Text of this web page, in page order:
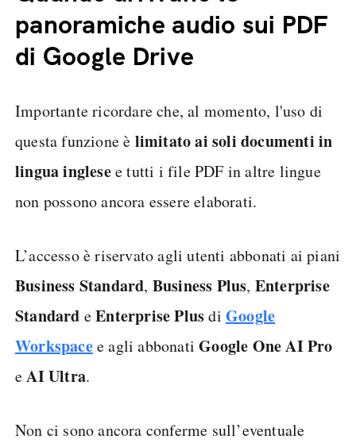
panoramiche audio sui PDF
di Google Drive
Importante ricordare che, al momento, l'uso di
questa funzione è limitato ai soli documenti in
lingua inglesee tutti i file PDF in altre lingue
non possono ancora essere elaborati.
L’accesso è riservato agli utenti abbonati ai piani
Business Standard, Business Plus, Enterprise
Standard eEnterprisePlusdiGoogle
Workspacee agli abbonatiGoogle One AI Pro
eAI Ultra.
Non ci sono ancora conferme sull’eventuale